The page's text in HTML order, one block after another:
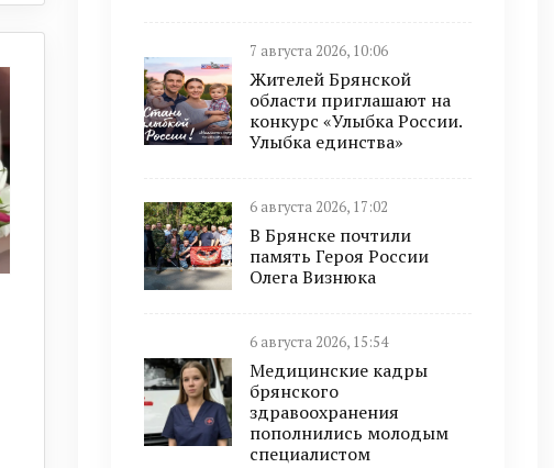
7 августа 2026, 10:06
Жителей Брянской
области приглашают на
конкурс «Улыбка России.
Улыбка единства»
6 августа 2026, 17:02
В Брянске почтили
память Героя России
Олега Визнюка
6 августа 2026, 15:54
Медицинские кадры
брянского
здравоохранения
пополнились молодым
специалистом